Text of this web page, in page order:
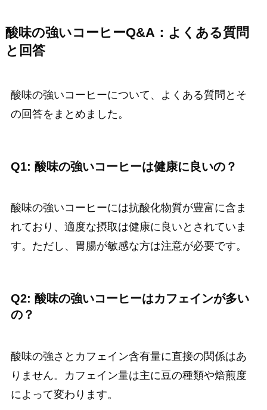
酸味の強いコーヒーQ&A：よくある質問
と回答
酸味の強いコーヒーについて、よくある質問とそ
の回答をまとめました。
Q1: 酸味の強いコーヒーは健康に良いの？
酸味の強いコーヒーには抗酸化物質が豊富に含ま
れており、適度な摂取は健康に良いとされていま
す。ただし、胃腸が敏感な方は注意が必要です。
Q2: 酸味の強いコーヒーはカフェインが多い
の？
酸味の強さとカフェイン含有量に直接の関係はあ
りません。カフェイン量は主に豆の種類や焙煎度
によって変わります。